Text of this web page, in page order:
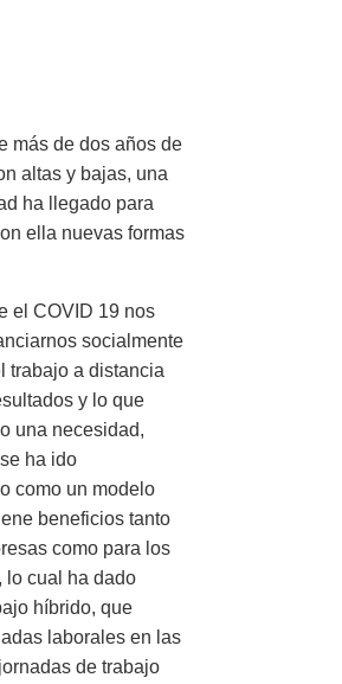
más de dos años de
altas y bajas, una
ha llegado para
ella nuevas formas
el COVID 19 nos
socialmente
trabajo a distancia
y lo que
una necesidad,
ha ido
como un modelo
beneficios tanto
como para los
lo cual ha dado
híbrido, que
laborales en las
de trabajo